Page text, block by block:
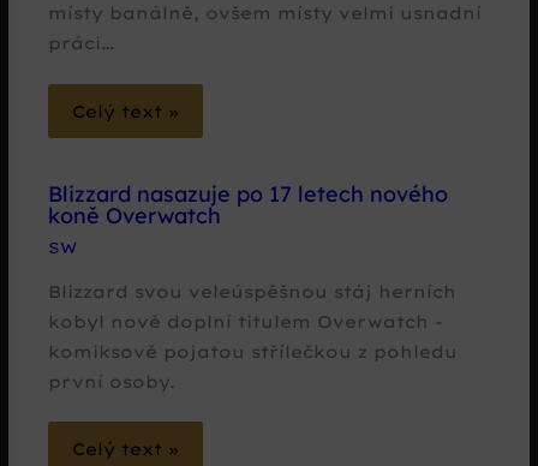
místy banálně, ovšem místy velmi usnadní
práci…
Celý text »
Blizzard nasazuje po 17 letech nového
koně Overwatch
SW
Blizzard svou veleúspěšnou stáj herních
kobyl nově doplní titulem Overwatch -
komiksově pojatou střílečkou z pohledu
první osoby.
Celý text »